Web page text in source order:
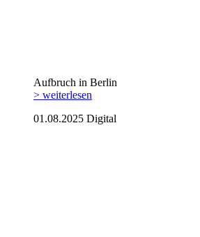
Aufbruch in Berlin
> weiterlesen
01.08.2025 Digital